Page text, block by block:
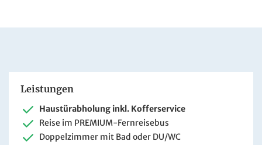
Leistungen
Haustürabholung inkl. Kofferservice
Reise im PREMIUM-Fernreisebus
Doppelzimmer mit Bad oder DU/WC